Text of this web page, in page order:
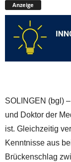
Anzeige
SOLINGEN (bgl)
und Doktor der
ist. Gleichzeitig
Kenntnisse aus
Brückenschlag